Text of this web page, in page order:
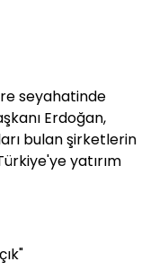
seyahatinde
Erdoğan,
bulan şirketlerin
yatırım